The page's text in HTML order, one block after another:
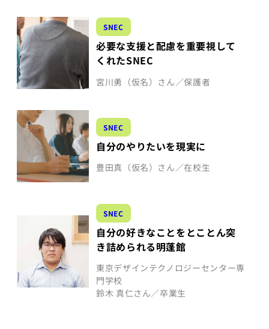
SNEC
必要な支援と配慮を重要視して
くれたSNEC
宮川勇（仮名）さん／保護者
SNEC
自分のやりたいを現実に
豊田真（仮名）さん／在校生
SNEC
自分の好きなことをとことん突
き詰められる明蓬館
東京デザインテクノロジーセンター専
門学校
鈴木 真仁さん／卒業生